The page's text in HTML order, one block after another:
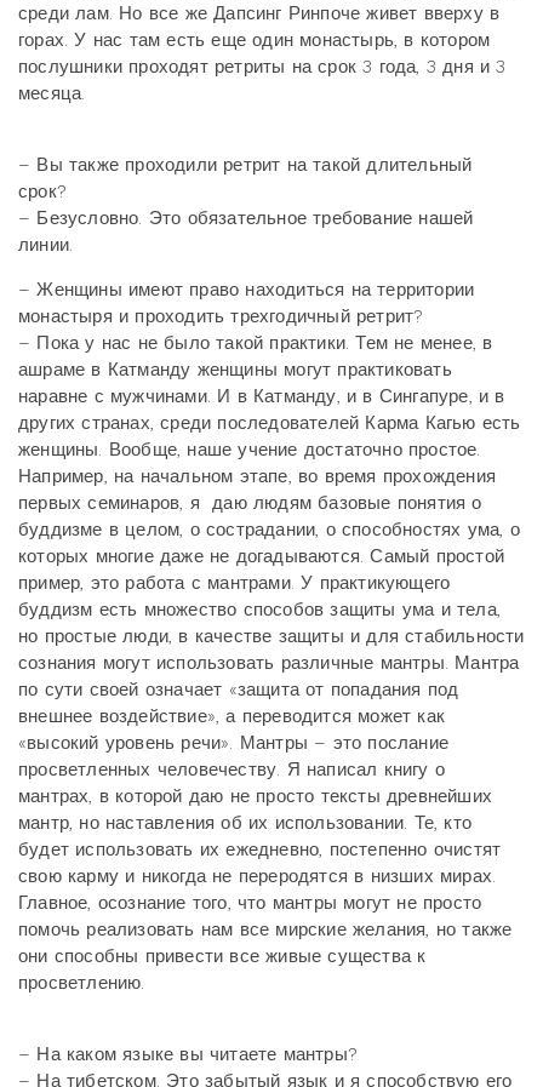
среди лам. Но все же Дапсинг Ринпоче живет вверху в
горах. У нас там есть еще один монастырь, в котором
послушники проходят ретриты на срок 3 года, 3 дня и 3
месяца.
– Вы также проходили ретрит на такой длительный
срок?
– Безусловно. Это обязательное требование нашей
линии.
– Женщины имеют право находиться на территории
монастыря и проходить трехгодичный ретрит?
– Пока у нас не было такой практики. Тем не менее, в
ашраме в Катманду женщины могут практиковать
наравне с мужчинами. И в Катманду, и в Сингапуре, и в
других странах, среди последователей Карма Кагью есть
женщины. Вообще, наше учение достаточно простое.
Например, на начальном этапе, во время прохождения
первых семинаров, я даю людям базовые понятия о
буддизме в целом, о сострадании, о способностях ума, о
которых многие даже не догадываются. Самый простой
пример, это работа с мантрами. У практикующего
буддизм есть множество способов защиты ума и тела,
но простые люди, в качестве защиты и для стабильности
сознания могут использовать различные мантры. Мантра
по сути своей означает «защита от попадания под
внешнее воздействие», а переводится может как
«высокий уровень речи». Мантры – это послание
просветленных человечеству. Я написал книгу о
мантрах, в которой даю не просто тексты древнейших
мантр, но наставления об их использовании. Те, кто
будет использовать их ежедневно, постепенно очистят
свою карму и никогда не переродятся в низших мирах.
Главное, осознание того, что мантры могут не просто
помочь реализовать нам все мирские желания, но также
они способны привести все живые существа к
просветлению.
– На каком языке вы читаете мантры?
– На тибетском. Это забытый язык и я способствую его